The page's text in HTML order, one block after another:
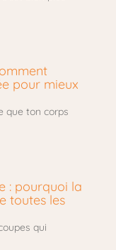
pour mieux
que ton corps
: pourquoi la
toutes les
qui